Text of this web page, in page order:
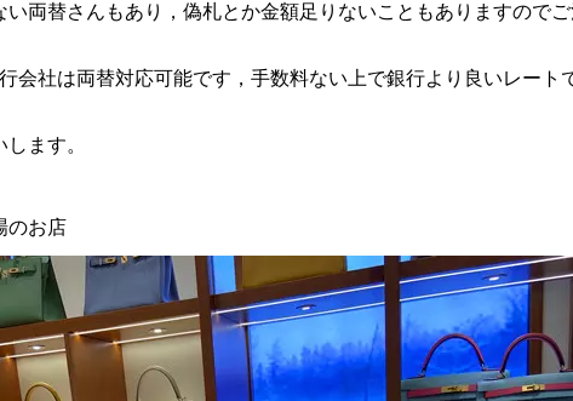
い両替さんもあり，偽札とか金額足りないこともありますので
会社は両替対応可能です， 手数料ない上で銀行より良いレート
ます。
のお店